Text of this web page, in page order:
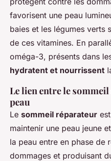
favorisent une peau
baies et les légumes verts
de ces vitamines. En
oméga-3, présents dans
hydratent et nourrissent
Le lien entre le sommeil
peau
Le sommeil réparateur
maintenir une peau jeune
la peau entre en phase de
dommages et produisant